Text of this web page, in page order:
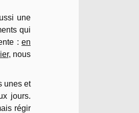
une
qui
: en
, nous
unes et
jours.
régir